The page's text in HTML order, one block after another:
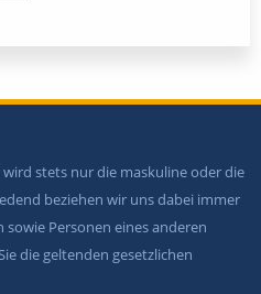
stets nur die maskuline oder die
beziehen wir uns dabei immer
Personen eines anderen
die geltenden gesetzlichen